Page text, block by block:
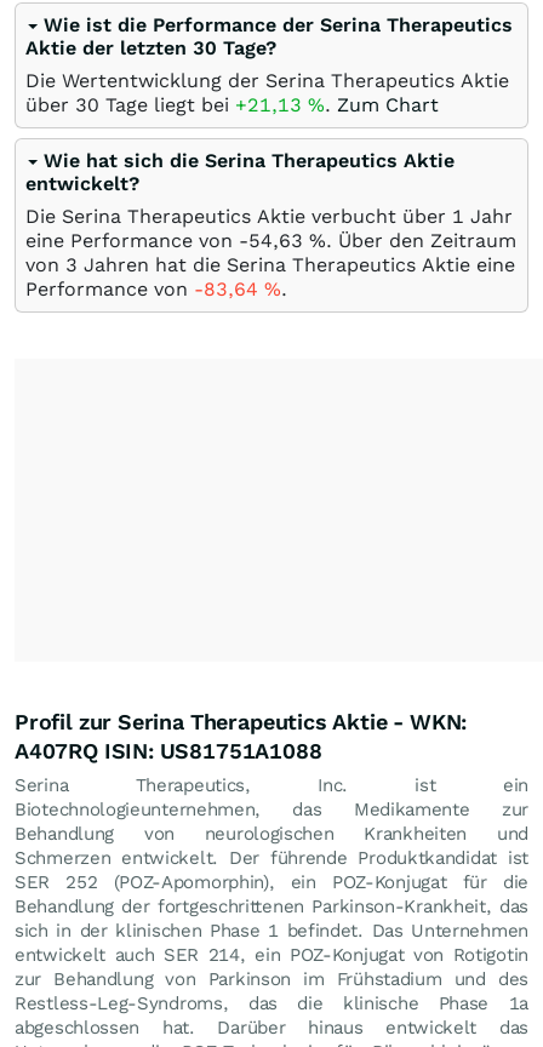
Wie ist die Performance der Serina Therapeutics
Aktie der letzten 30 Tage?
Die Wertentwicklung der Serina Therapeutics Aktie
über 30 Tage liegt bei +21,13 %. Zum Chart
Wie hat sich die Serina Therapeutics Aktie
entwickelt?
Die Serina Therapeutics Aktie verbucht über 1 Jahr
eine Performance von -54,63 %. Über den Zeitraum
von 3 Jahren hat die Serina Therapeutics Aktie eine
Performance von -83,64 %.
Profil zur Serina Therapeutics Aktie - WKN:
A407RQ ISIN: US81751A1088
Serina Therapeutics, Inc. ist ein
Biotechnologieunternehmen, das Medikamente zur
Behandlung von neurologischen Krankheiten und
Schmerzen entwickelt. Der führende Produktkandidat ist
SER 252 (POZ-Apomorphin), ein POZ-Konjugat für die
Behandlung der fortgeschrittenen Parkinson-Krankheit, das
sich in der klinischen Phase 1 befindet. Das Unternehmen
entwickelt auch SER 214, ein POZ-Konjugat von Rotigotin
zur Behandlung von Parkinson im Frühstadium und des
Restless-Leg-Syndroms, das die klinische Phase 1a
abgeschlossen hat. Darüber hinaus entwickelt das